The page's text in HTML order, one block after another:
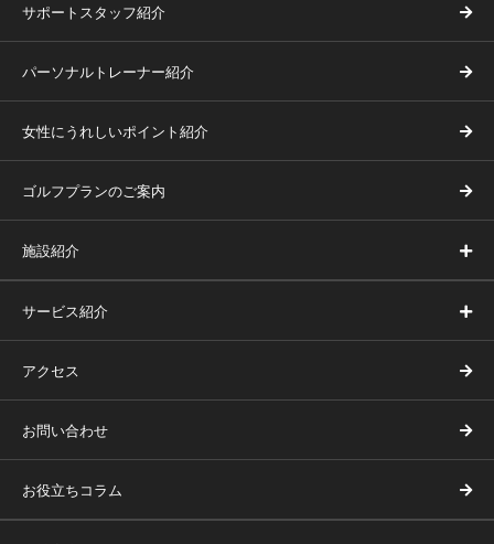
サポートスタッフ紹介
パーソナルトレーナー紹介
女性にうれしいポイント紹介
ゴルフプランのご案内
施設紹介
サービス紹介
アクセス
お問い合わせ
お役立ちコラム